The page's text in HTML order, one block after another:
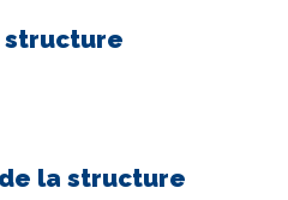
structure
la structure